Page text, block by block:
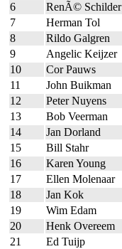
6
RenÃ© Schilder
7
Herman Tol
8
Rildo Galgren
9
Angelic Keijzer
10
Cor Pauws
11
John Buikman
12
Peter Nuyens
13
Bob Veerman
14
Jan Dorland
15
Bill Stahr
16
Karen Young
17
Ellen Molenaar
18
Jan Kok
19
Wim Edam
20
Henk Overeem
21
Ed Tuijp